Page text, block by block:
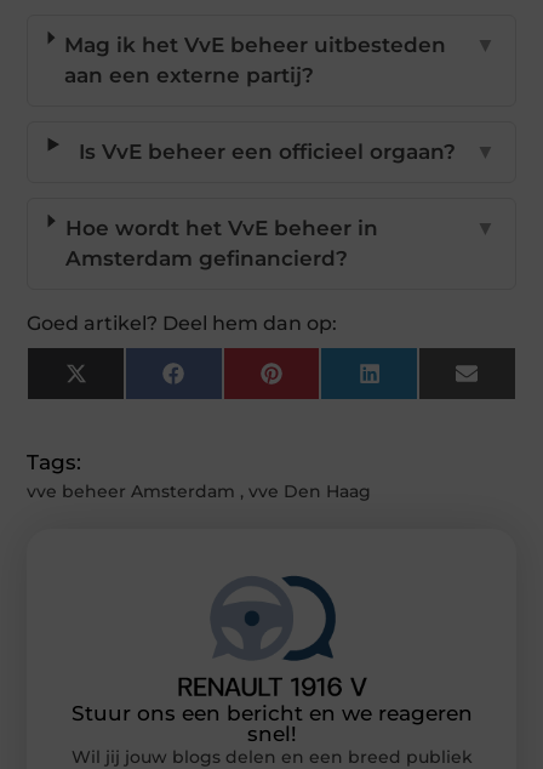
Mag ik het VvE beheer uitbesteden
aan een externe partij?
▼
Is VvE beheer een officieel orgaan? ▼
Hoe wordt het VvE beheer in
Amsterdam gefinancierd?
▼
Goed artikel? Deel hem dan op:
X
(Twitter)
FacebookPinterestLinkedInEmail
Tags:
vve beheer Amsterdam ,vve Den Haag
Stuur ons een bericht en we reageren
snel!
Wil jij jouw blogs delen en een breed publiek